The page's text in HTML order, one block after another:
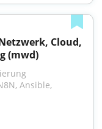
Cloud,
(mwd)
Ansible,